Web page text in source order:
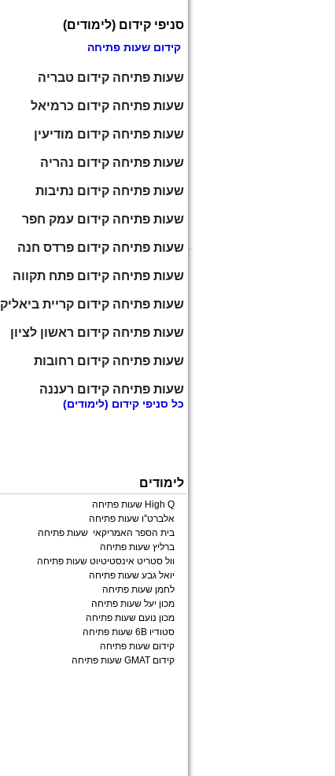
סניפי קידום (לימודים)
קידום שעות פתיחה
שעות פתיחה קידום טבריה
שעות פתיחה קידום כרמיאל
שעות פתיחה קידום מודיעין
שעות פתיחה קידום נהריה
שעות פתיחה קידום נתיבות
שעות פתיחה קידום עמק חפר
שעות פתיחה קידום פרדס חנה
שעות פתיחה קידום פתח תקווה
שעות פתיחה קידום קריית ביאליק
שעות פתיחה קידום ראשון לציון
שעות פתיחה קידום רחובות
שעות פתיחה קידום רעננה
כל סניפי קידום (לימודים)
לימודים
High Q שעות פתיחה
אלברט''ו שעות פתיחה
בית הספר האמריקאי שעות פתיחה
ברליץ שעות פתיחה
וול סטריט אינסטיטיוט שעות פתיחה
יואל גבע שעות פתיחה
לחמן שעות פתיחה
מכון יעל שעות פתיחה
מכון נועם שעות פתיחה
סטודיו 6B שעות פתיחה
קידום שעות פתיחה
קידום GMAT שעות פתיחה